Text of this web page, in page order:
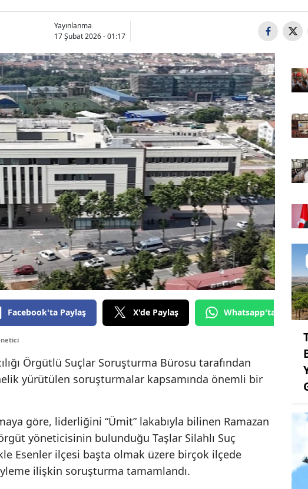
Yayınlanma
17 Şubat 2026 - 01:17
Facebook'ta Paylaş X'de Paylaş Whatsapp'tan
Örgütlü Suçlar Soruşturma Bürosu tarafından
yürütülen soruşturmalar kapsamında önemli bir
göre, liderliğini “Ümit” lakabıyla bilinen Ramazan
örgüt yöneticisinin bulunduğu Taşlar Silahlı Suç
Esenler ilçesi başta olmak üzere birçok ilçede
ilişkin soruşturma tamamlandı.